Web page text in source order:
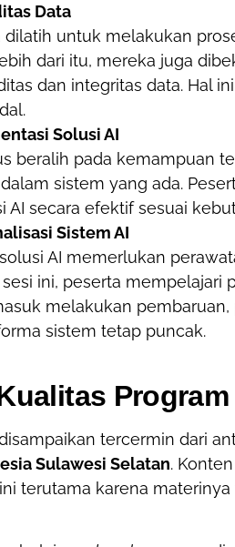
Data
dilatih untuk melakukan
dari itu, mereka juga
dan integritas data. Hal
Solusi AI
beralih pada kemampuan
sistem yang ada.
AI secara efektif sesuai
Sistem AI
AI memerlukan
ini, peserta mempelajari
melakukan
sistem tetap puncak.
tercermin dari
Sulawesi Selatan.
terutama karena